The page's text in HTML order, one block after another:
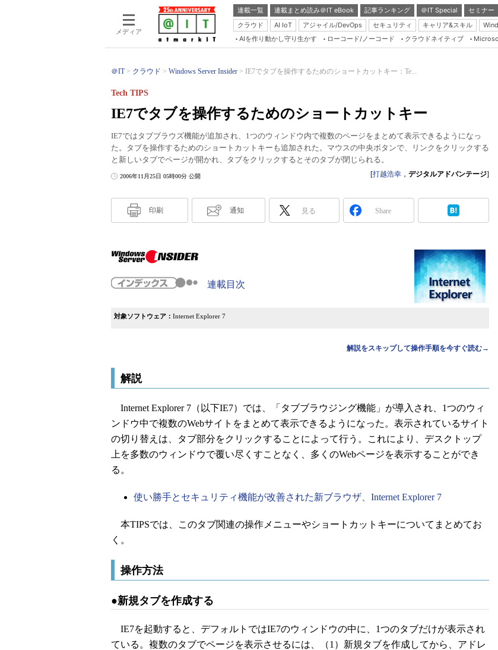
メディア
連載一覧 連載まとめ読み＠IT eBook 記事ランキング ＠IT Special セミナー
クラウド
AI IoT アジャイル/DevOps セキュリティ キャリア&スキル
Server &
Master of
Security &
ブログ
AIを作り動かし守り生かす ローコード/ノーコード クラウドネイティブ
＠IT クラウド Windows Server Insider IE7でタブを操作するためのショートカットキー：Te...
IE7でタブを操作するためのショートカットキー
Tech TIPS
IE7ではタブブラウズ機能が追加され、1つのウィンドウ内で複数のページをまとめて表示できるようになっ
た。タブを操作するためのショートカットキーも追加された。マウスの中央ボタンで、リンクをクリックする
と新しいタブでページが開かれ、タブをクリックするとそのタブが閉じられる。
2006年11月25日 05時00分 公開 [打越浩幸 ， デジタルアドバンテージ]
印刷 通知 見る Share
連載目次
対象ソフトウェア： Internet Explorer 7
解説をスキップして操作手順を今すぐ読む→
解説
Internet Explorer 7（以下IE7）では、「タブブラウジング機能」が導入され、1つのウィ
ンドウ中で複数のWebサイトをまとめて表示できるようになった。表示されているサイト
の切り替えは、タブ部分をクリックすることによって行う。これにより、デスクトップ
上を多数のウィンドウで覆い尽くすことなく、多くのWebページを表示することができ
る。
使い勝手とセキュリティ機能が改善された新ブラウザ、Internet Explorer 7
本TIPSでは、このタブ関連の操作メニューやショートカットキーについてまとめてお
く。
操作方法
●新規タブを作成する
IE7を起動すると、デフォルトではIE7のウィンドウの中に、1つのタブだけが表示され
ている。複数のタブでページを表示させるには、（1）新規タブを作成してから、アドレ